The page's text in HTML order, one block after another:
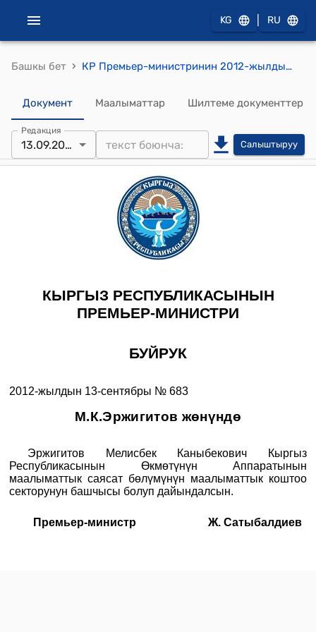
KG RU
Башкы бет › КР Премьер-министринин 2012-жылдын 13-сентябрындагы № 683 (М.К.Эржигитов жөнүндө) буйругу
Документ Маалыматтар Шилтеме документтер
Редакция
13.09.2012 Салыштыруу